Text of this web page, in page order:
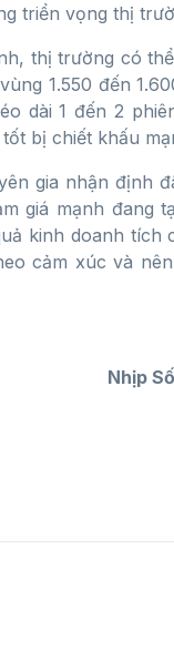
triển vọng thị
thị trường có
1.550 đến
dài 1 đến 2
bị chiết khấu
gia nhận định
giá mạnh đang
kinh doanh tích
cảm xúc và
Nhịp